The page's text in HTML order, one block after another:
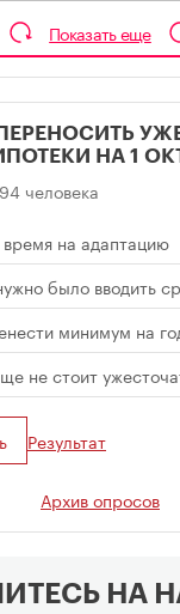
Показать еще
НА 1
человека
на адаптацию
было вводить
минимум на
не стоит
Результат
Архив опросов
НА